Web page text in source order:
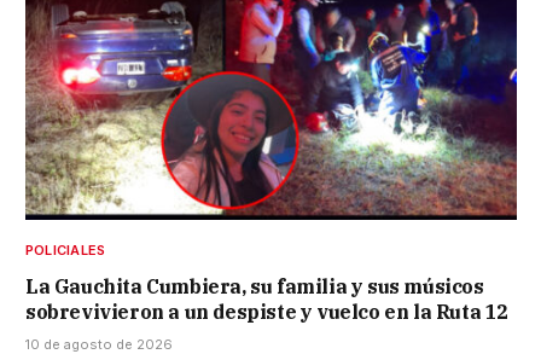
POLICIALES
La Gauchita Cumbiera, su familia y sus músicos
sobrevivieron a un despiste y vuelco en la Ruta 12
10 de agosto de 2026